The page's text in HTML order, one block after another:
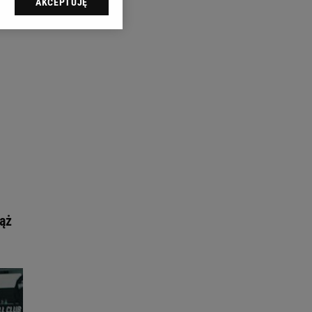
sp. z o.o., jej
swoje preferencje
celów identyfikacji.
reklam i treści,